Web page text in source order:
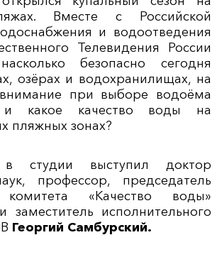
Вместе с Российской
и водоотведения
Телевидения России
безопасно сегодня
озёрах и водохранилищах, на
при выборе водоёма
какое качество воды на
пляжных зонах?
в студии выступил доктор
профессор, председатель
комитета «Качество воды»
заместитель исполнительного
Георгий Самбурский.